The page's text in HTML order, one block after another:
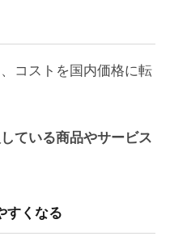
コストを国内価格に転
ている商品やサービス
すくなる